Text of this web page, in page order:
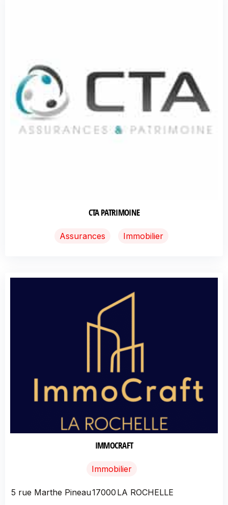
CTA PATRIMOINE
Assurances Immobilier
IMMOCRAFT
Immobilier
5 rue Marthe Pineau17000 LA ROCHELLE